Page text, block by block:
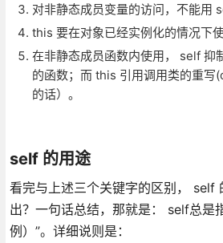
对非静态成员变量的访问，不能用
this 要在对象已经实例化的情况下
在非静态成员函数内使用， self 抑
的函数；而 this 引用调用类的重
的话）。
self 的用途
看完与上述三个关键字的区别， self
出？一句话总结，那就是： self总是
例）”。详细说则是：